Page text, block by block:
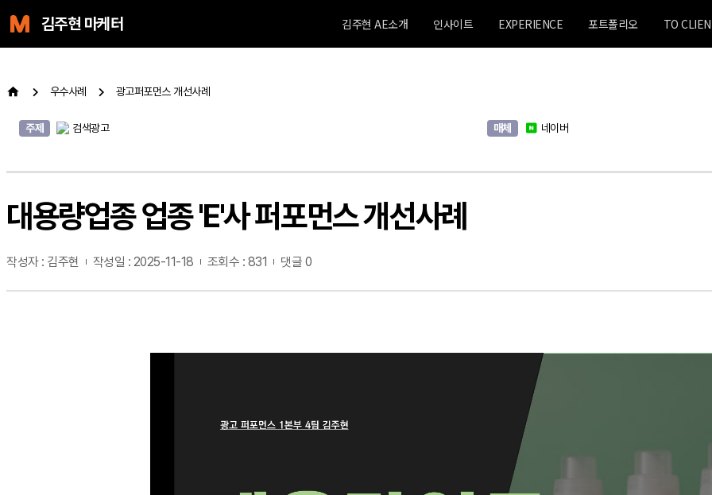
김주현 마케터 김주현 AE소개 인사이트 EXPERIENCE 포트폴리오 TO
우수사례 광고퍼포먼스 개선사례
주제 검색광고 매체 네이버
대용량업종 업종 'E'사 퍼포먼스 개선사례
작성자 : 김주현 작성일 : 2025-11-18 조회수 : 831 댓글 0